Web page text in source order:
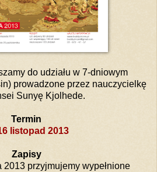
do udziału w 7-dniowym
prowadzone przez nauczycielkę
Sunyę Kjolhede.
Termin
listopad 2013
Zapisy
przyjmujemy wypełnione